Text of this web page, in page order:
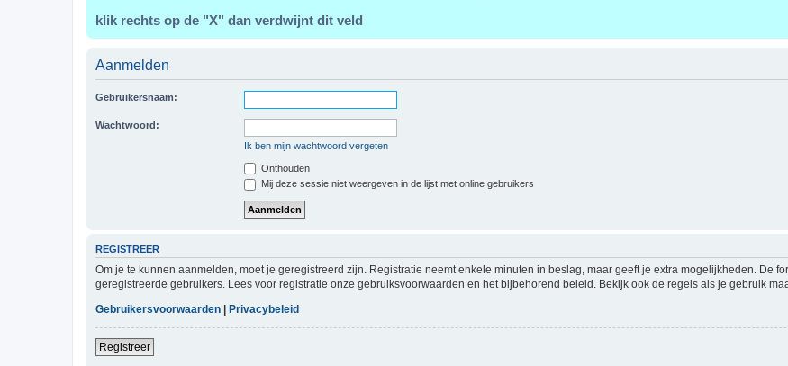
klik rechts op de "X" dan verdwijnt dit veld
Aanmelden
Gebruikersnaam:
Wachtwoord:
Ik ben mijn wachtwoord vergeten
Onthouden
Mij deze sessie niet weergeven in de lijst met online gebruikers
REGISTREER
Om je te kunnen aanmelden, moet je geregistreerd zijn. Registratie neemt enkele minuten in beslag, maar geeft je extra mogelijkheden. De
geregistreerde gebruikers. Lees voor registratie onze gebruiksvoorwaarden en het bijbehorend beleid. Bekijk ook de regels als je gebruik
Gebruikersvoorwaarden
Privacybeleid
Registreer